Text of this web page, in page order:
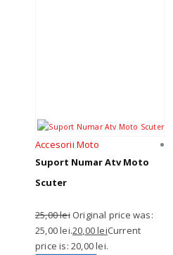
Accesorii Moto
Suport Numar Atv Moto
Scuter
25,00lei Original price was:
25,00 lei.20,00leiCurrent
price is: 20,00 lei.